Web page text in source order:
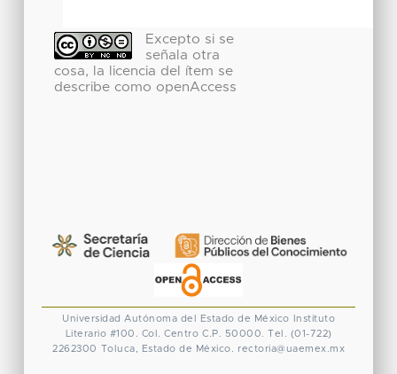
Excepto si se
señala otra
cosa, la licencia del ítem se
describe como openAccess
Universidad Autónoma del Estado de México
Instituto
Literario #100. Col. Centro C.P. 50000. Tel. (01-722)
2262300 Toluca, Estado de México. rectoria@uaemex.mx